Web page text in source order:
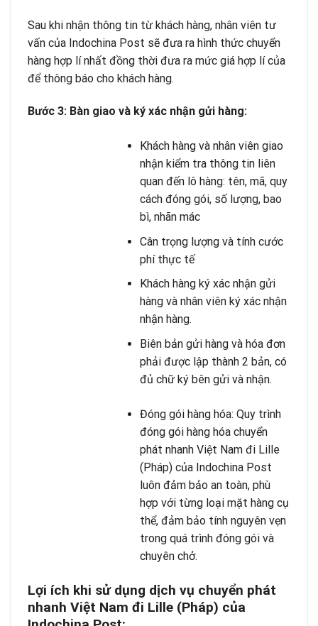
Sau khi nhận thông tin từ khách hàng, nhân viên tư
vấn của Indochina Post sẽ đưa ra hình thức chuyển
hàng hợp lí nhất đồng thời đưa ra mức giá hợp lí của
để thông báo cho khách hàng.
Bước 3: Bàn giao và ký xác nhận gửi hàng:
Khách hàng và nhân viên giao
nhận kiểm tra thông tin liên
quan đến lô hàng: tên, mã, quy
cách đóng gói, số lượng, bao
bì, nhãn mác
Cân trọng lượng và tính cước
phí thực tế
Khách hàng ký xác nhận gửi
hàng và nhân viên ký xác nhận
nhận hàng.
Biên bản gửi hàng và hóa đơn
phải được lập thành 2 bản, có
đủ chữ ký bên gửi và nhận.
Đóng gói hàng hóa: Quy trình
đóng gói hàng hóa chuyển
phát nhanh Việt Nam đi Lille
(Pháp) của Indochina Post
luôn đảm bảo an toàn, phù
hợp với từng loại mặt hàng cụ
thể, đảm bảo tính nguyên vẹn
trong quá trình đóng gói và
chuyên chở.
Lợi ích khi sử dụng dịch vụ chuyển phát
nhanh Việt Nam đi Lille (Pháp) của